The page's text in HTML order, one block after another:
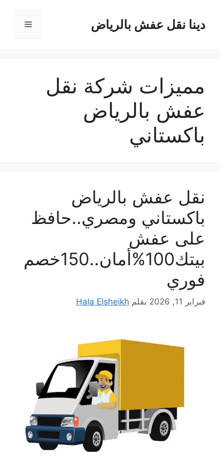
المحتوىدينا نقل عفش بالرياض القائمة
مميزات شركة نقل
عفش بالرياض
باكستاني
نقل عفش بالرياض
باكستاني ومصري..حافظ
على عفش
بيتك100%أمان..150خصم
فوري
فبراير 11, 2026 بقلم Hala Elsheikh